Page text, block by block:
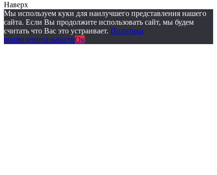
Наверх
Мы используем куки для наилучшего представления нашего
сайта. Если Вы продолжите использовать сайт, мы будем
считать что Вас это устраивает. Политика
конфиденциальностиОк